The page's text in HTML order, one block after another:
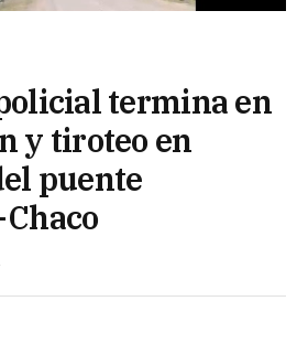
termina en
y tiroteo en
puente